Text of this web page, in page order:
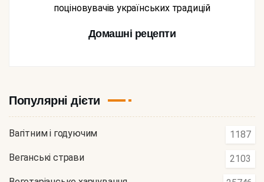
поціновувачів українських традицій
Домашні рецепти
Популярні дієти
Вагітним і годуючим 1187
Веганські страви 2103